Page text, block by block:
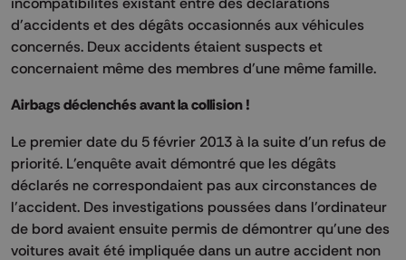
d'accidents et des dégâts occasionnés aux véhicules
concernés. Deux accidents étaient suspects et
concernaient même des membres d'une même famille.
Airbags déclenchés avant la collision !
Le premier date du 5 février 2013 à la suite d'un refus de
priorité. L'enquête avait démontré que les dégâts
déclarés ne correspondaient pas aux circonstances de
l'accident. Des investigations poussées dans l'ordinateur
de bord avaient ensuite permis de démontrer qu'une des
voitures avait été impliquée dans un autre accident non